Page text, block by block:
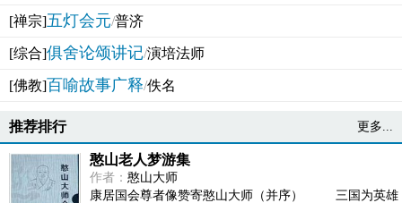
[禅宗]五灯会元/普济
[综合]俱舍论颂讲记/演培法师
[佛教]百喻故事广释/佚名
推荐排行 更多...
憨山老人梦游集
作者： 憨山大师
康居国会尊者像赞寄憨山大师（并序） 三国为英雄